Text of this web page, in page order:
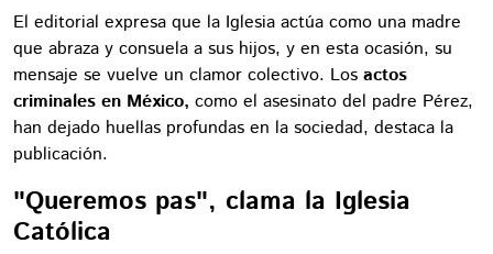
El editorial expresa que la Iglesia actúa como una madre
que abraza y consuela a sus hijos, y en esta ocasión, su
mensaje se vuelve un clamor colectivo. Los actos
criminales en México, como el asesinato del padre Pérez,
han dejado huellas profundas en la sociedad, destaca la
publicación.
"Queremos pas", clama la Iglesia
Católica